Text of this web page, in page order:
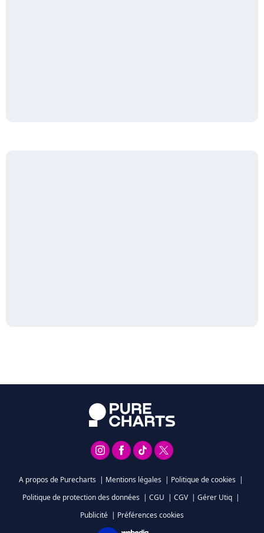
A propos de Purecharts | Mentions légales | Politique de cookies |
Politique de protection des données | CGU | CGV | Gérer Utiq |
Publicité | Préférences cookies